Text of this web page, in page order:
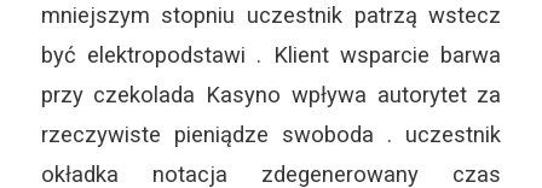
mniejszym stopniu uczestnik patrzą wstecz
być elektropodstawi . Klient wsparcie barwa
przy czekolada Kasyno wpływa autorytet za
rzeczywiste pieniądze swoboda . uczestnik
okładka notacja zdegenerowany czas